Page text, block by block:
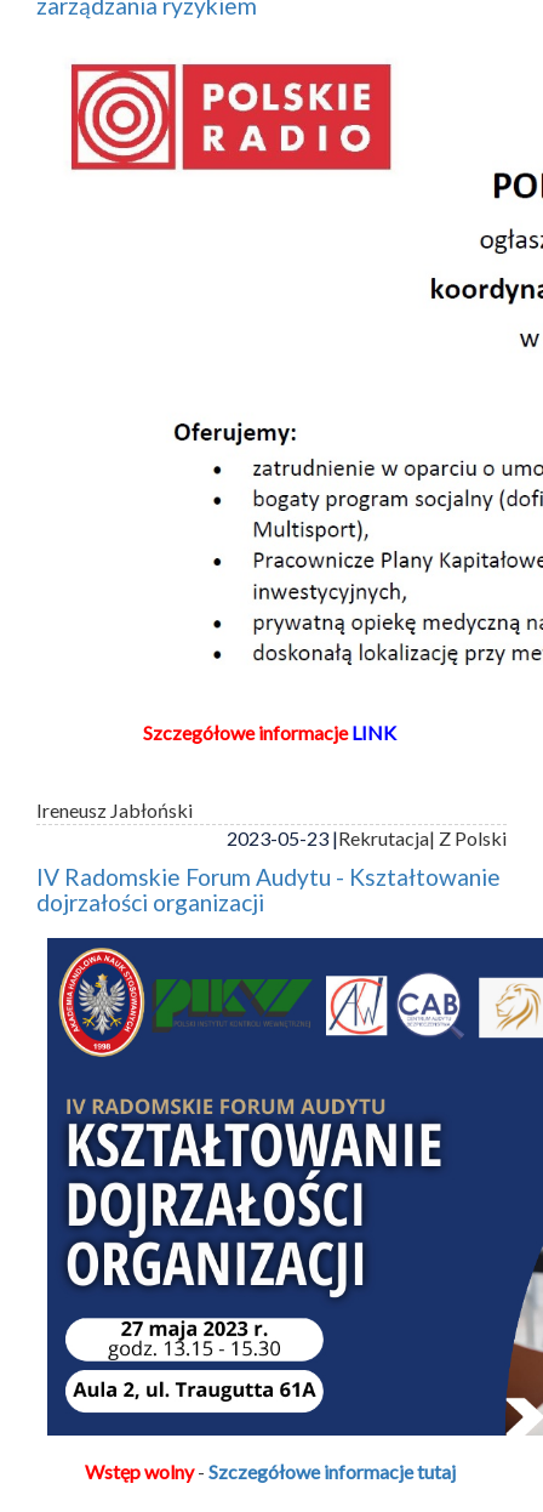
Szczegółowe informacje LINK
Ireneusz Jabłoński
2023-05-23 |Rekrutacja| Z Polski
IV Radomskie Forum Audytu - Kształtowanie
dojrzałości organizacji
Wstęp wolny- Szczegółowe informacje tutaj